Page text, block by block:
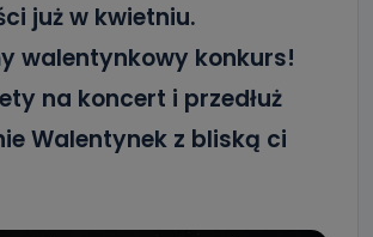
już w kwietniu.
walentynkowy konkurs!
na koncert i przedłuż
Walentynek z bliską ci